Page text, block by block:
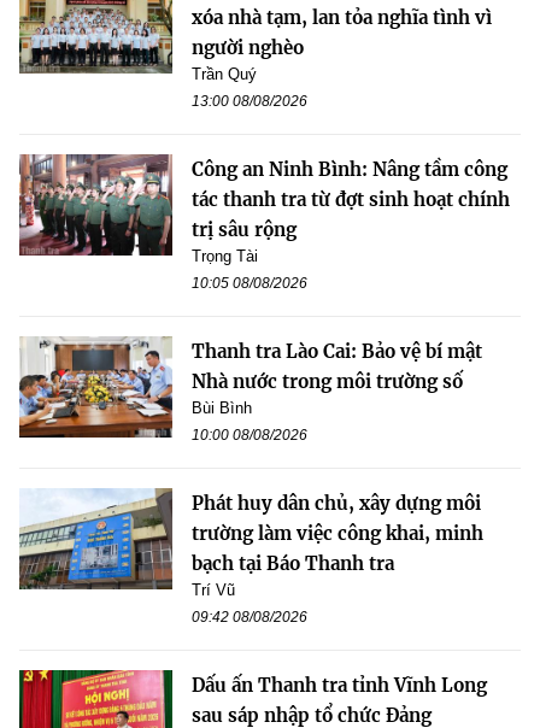
xóa nhà tạm, lan tỏa nghĩa tình vì
người nghèo
Trần Quý
13:00 08/08/2026
Công an Ninh Bình: Nâng tầm công
tác thanh tra từ đợt sinh hoạt chính
trị sâu rộng
Trọng Tài
10:05 08/08/2026
Thanh tra Lào Cai: Bảo vệ bí mật
Nhà nước trong môi trường số
Bùi Bình
10:00 08/08/2026
Phát huy dân chủ, xây dựng môi
trường làm việc công khai, minh
bạch tại Báo Thanh tra
Trí Vũ
09:42 08/08/2026
Dấu ấn Thanh tra tỉnh Vĩnh Long
sau sáp nhập tổ chức Đảng